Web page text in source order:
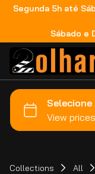
Segunda 5h até
Sábado e
Collections All